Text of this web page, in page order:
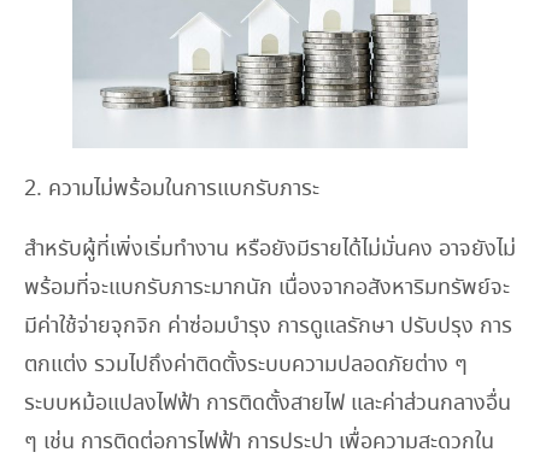
2. ความไม่พร้อมในการแบกรับภาระ
สำหรับผู้ที่เพิ่งเริ่มทำงาน หรือยังมีรายได้ไม่มั่นคง อาจยังไม่
พร้อมที่จะแบกรับภาระมากนัก เนื่องจากอสังหาริมทรัพย์จะ
มีค่าใช้จ่ายจุกจิก ค่าซ่อมบำรุง การดูแลรักษา ปรับปรุง การ
ตกแต่ง รวมไปถึงค่าติดตั้งระบบความปลอดภัยต่าง ๆ
ระบบหม้อแปลงไฟฟ้า การติดตั้งสายไฟ และค่าส่วนกลางอื่น
ๆ เช่น การติดต่อการไฟฟ้า การประปา เพื่อความสะดวกใน